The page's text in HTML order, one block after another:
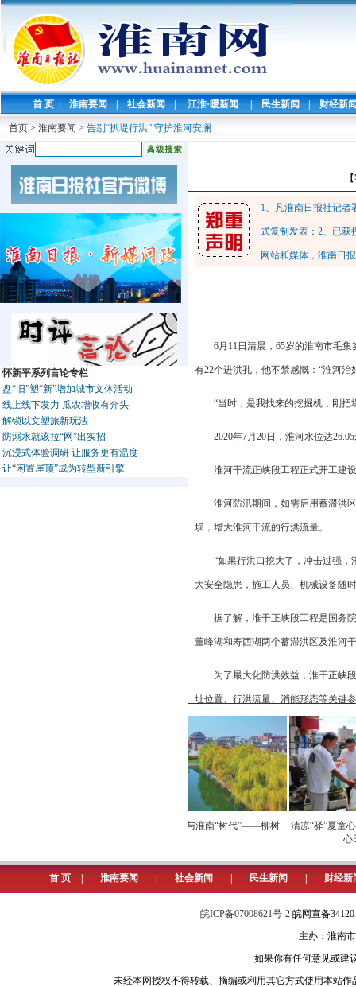
首 页 | 淮南要闻 | 社会新闻 | 江淮·暖新闻 | 民生新闻 | 财经新
首页 > 淮南要闻 > 告别“扒堤行洪” 守护淮河安澜
怀新平系列言论专栏
盘“旧”塑“新”增加城市文体活动
线上线下发力 瓜农增收有奔头
解锁以文塑旅新玩法
防溺水就该拉“网”出实招
沉浸式体验调研 让服务更有温度
让“闲置屋顶”成为转型新引擎
1、凡淮南日报社记
式复制发表；2、已获
网站和媒体，淮南日
6月11日清晨，65岁的淮南市毛
有22个进洪孔，他不禁感慨：“淮河
“当时，是我找来的挖掘机，刚
2020年7月20日，淮河水位达
淮河干流正峡段工程正式开工建
淮河防汛期间，如需启用蓄滞洪
坝，增大淮河干流的行洪流量。
“如果行洪口挖大了，冲击过强
大安全隐患，施工人员、机械设备随
据了解，淮干正峡段工程是国务
董峰湖和寿西湖两个蓄滞洪区及淮河
为了最大化防洪效益，淮干正峡
址位置、行洪流量、消能形态等关键
“寿西湖进、退洪闸设计行洪流
洪区从“被动漫溢、人工扒口”向“主动
沿着寿县城西保庄圩一路前行，
寿西湖蓄滞洪区内，麦收已经结
在寿西湖蓄滞洪区内，原先住
“宁可百年不用，也不能一日不
忙碌，给退洪闸的滚筒做了“保养”。
立秋与淮南“树代”——柳树
清凉“驿”夏童心
心田
首 页 淮南要闻 社会新闻 民生新闻 财经新
皖ICP备07008621号-2 皖网宣备
主办：淮南
如果你有任何意见或建
未经本网授权不得转载、摘编或利用其它方式使用本站